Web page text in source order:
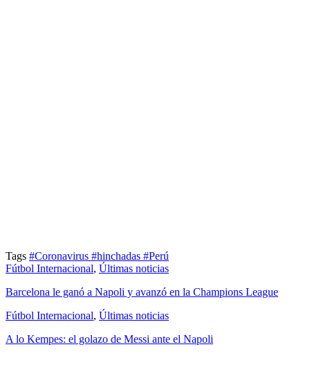
Tags #Coronavirus #hinchadas #Perú
Fútbol Internacional, Últimas noticias
Barcelona le ganó a Napoli y avanzó en la Champions League
Fútbol Internacional, Últimas noticias
A lo Kempes: el golazo de Messi ante el Napoli